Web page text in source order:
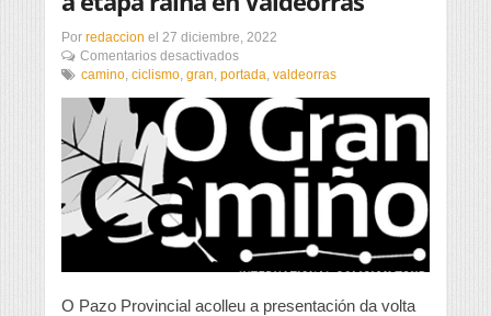
Por redaccion el 27 diciembre, 2022
Comentarios desactivadosen
“O
Camiño
2023”
disputará
etapa
raíña
Valdeorras
camino, ciclismo, gran, portada, valdeorras
O Pazo Provincial acolleu a presentación da volta